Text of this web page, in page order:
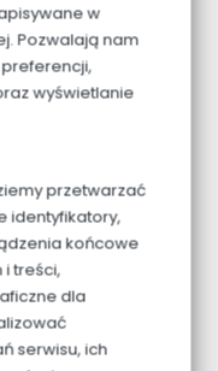
w
Pozwalają nam
wyświetlanie
przetwarzać
identyfikatory,
końcowe
i treści,
dla
serwisu, ich
53,13m2
wschód